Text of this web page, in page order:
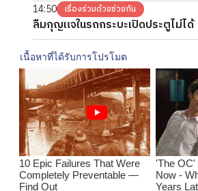
14:50 เรื่องร่วมด้วยช่วยกัน
ลืมกุญแจในรถกระบะเปิดประตูไม่ได้